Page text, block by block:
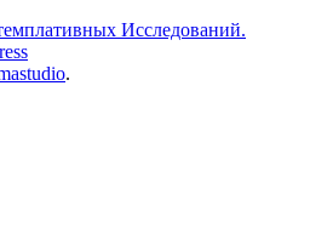
Исследований.
.